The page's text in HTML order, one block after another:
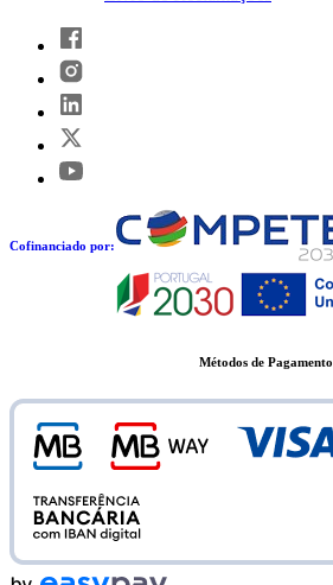
Cofinanciado por:
Métodos de Pagamento